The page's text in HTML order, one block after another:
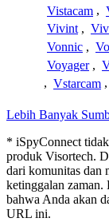
Vistacam ,
Vivint ,
Vonnic ,
Voyager ,
, Vstarcam ,
Lebih Banyak
* iSpyConnect
produk Visortech.
dari komunitas dan
ketinggalan zaman.
bahwa Anda akan
URL ini.